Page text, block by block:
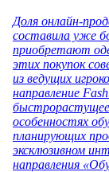
Доля онлайн-
составила уже
приобретают
этих покупок
из ведущих
направление
особенностях
планирующих
эксклюзивном
направления